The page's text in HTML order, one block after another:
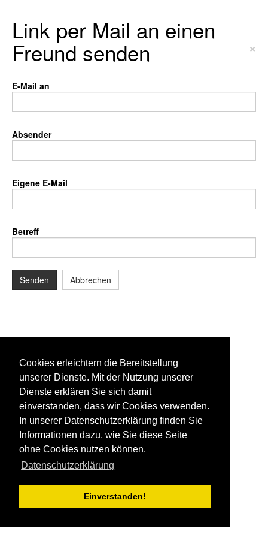
Cookies erleichtern die Bereitstellung
unserer Dienste. Mit der Nutzung unserer
Dienste erklären Sie sich damit
einverstanden, dass wir Cookies verwenden.
In unserer Datenschutzerklärung finden Sie
Informationen dazu, wie Sie diese Seite
ohne Cookies nutzen können.
Datenschutzerklärung
Einverstanden!
Link per Mail an einen
Freund senden ×
E-Mail an
Absender
Eigene E-Mail
Betreff
Senden Abbrechen